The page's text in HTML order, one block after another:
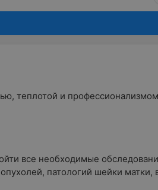
теплотой и профессионализмом
все необходимые
патологий шейки матки,